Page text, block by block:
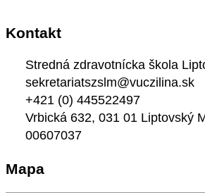
Kontakt
Stredná zdravotnícka škola
sekretariatszslm@vuczilina.sk
+421 (0) 445522497
Vrbická 632, 031 01 Liptovský
00607037
Mapa